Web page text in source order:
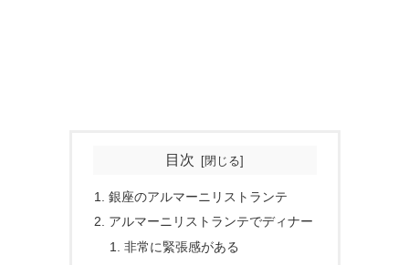
目次
銀座のアルマーニリストランテ
アルマーニリストランテでディナー
非常に緊張感がある